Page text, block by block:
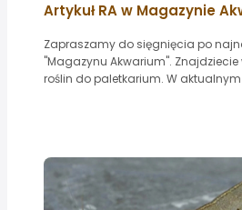
Artykuł RA w Magazynie
Zapraszamy do sięgnięcia po
"Magazynu Akwarium". Znajdziecie
roślin do paletkarium. W aktualnym